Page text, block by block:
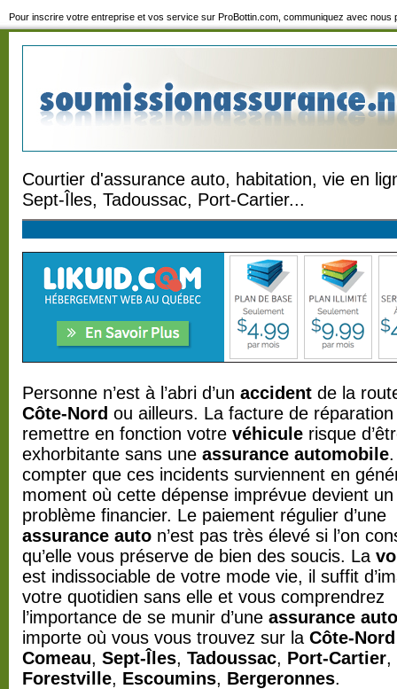
Pour inscrire votre entreprise et vos service sur ProBottin.com, communiquez avec nous
Courtier d'assurance auto, habitation, vie en
Sept-Îles, Tadoussac, Port-Cartier...
Personne n’est à l’abri d’un accident de la
Côte-Nord ou ailleurs. La facture de
remettre en fonction votre véhicule risque
exhorbitante sans une assurance automobile
compter que ces incidents surviennent en
moment où cette dépense imprévue devient
problème financier. Le paiement régulier d’une
assurance auto n’est pas très élevé si l’on
qu’elle vous préserve de bien des soucis. La
est indissociable de votre mode vie, il suffit
votre quotidien sans elle et vous comprendrez
l’importance de se munir d’une assurance auto
importe où vous vous trouvez sur la Côte-Nord
Comeau, Sept-Îles, Tadoussac, Port-Cartier,
Forestville, Escoumins, Bergeronnes.